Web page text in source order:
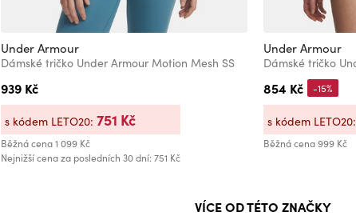
Under Armour
Dámské tričko Under Armour Motion Mesh SS
939 Kč
Běžná cena1 099 Kč
Nejnižší cena za posledních 30 dní: 751 Kč
s kódem LETO20: 751 Kč
Under Armour
854 Kč
Běžná cena999 Kč
-15%
s kódem LETO20:
VÍCE OD TÉTO ZNAČKY